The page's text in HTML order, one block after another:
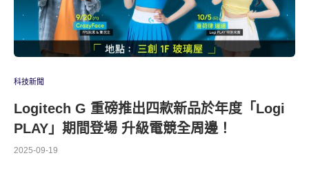
科技新聞
Logitech G 重磅推出四款新品於年度「Logi
PLAY」期間登場 升級電競全周邊！
2025-09-19